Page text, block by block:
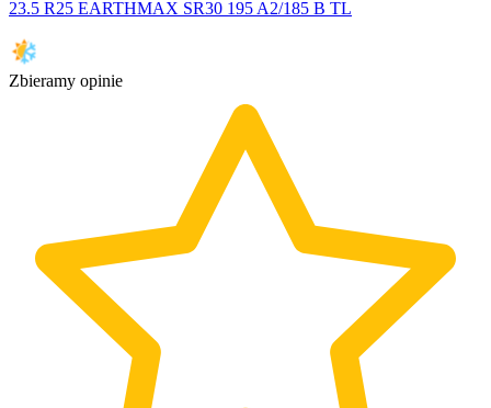
23.5 R25 EARTHMAX SR30 195 A2/185 B TL
Zbieramy opinie